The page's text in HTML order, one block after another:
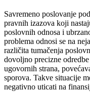
Savremeno poslovanje
pravnih izazova koji
poslovnih odnosa i
problema odnosi se na
različita tumačenja
dovoljno precizne
ugovornih strana,
sporova. Takve situacije
negativno uticati na